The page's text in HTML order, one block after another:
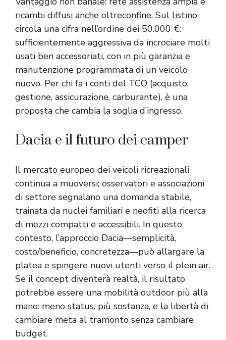
ricambi diffusi anche oltreconfine. Sul listino
circola una cifra nell’ordine dei 50.000 €:
sufficientemente aggressiva da incrociare molti
usati ben accessoriati, con in più garanzia e
manutenzione programmata di un veicolo
nuovo. Per chi fa i conti del TCO (acquisto,
gestione, assicurazione, carburante), è una
proposta che cambia la soglia d’ingresso.
Dacia e il futuro dei camper
Il mercato europeo dei veicoli ricreazionali
continua a muoversi; osservatori e associazioni
di settore segnalano una domanda stabile,
trainata da nuclei familiari e neofiti alla ricerca
di mezzi compatti e accessibili. In questo
contesto, l’approccio Dacia—semplicità,
costo/beneficio, concretezza—può allargare la
platea e spingere nuovi utenti verso il plein air.
Se il concept diventerà realtà, il risultato
potrebbe essere una mobilità outdoor più alla
mano: meno status, più sostanza, e la libertà di
cambiare meta al tramonto senza cambiare
budget.